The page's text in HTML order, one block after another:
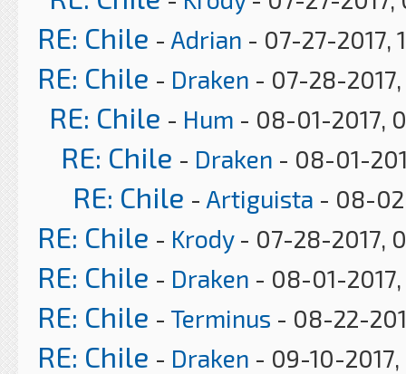
RE: Chile - Adrian - 07-27-2017,
RE: Chile - Draken - 07-28-
RE: Chile - Hum - 08-01-2017,
RE: Chile - Draken - 08-01-
RE: Chile - Artiguista - 08-
RE: Chile - Krody- 07-28-2017,
RE: Chile - Draken - 08-01-
RE: Chile - Terminus - 08-22-
RE: Chile - Draken - 09-10-